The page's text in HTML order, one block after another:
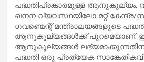
പദ്ധതിപ്രകാരമുള്ള ആനുകൂല്യം,
ഖനന വ്യവസ്ഥയിലോ മറ്റ് കേന്ദ്ര/
ഗവണ്മെന്റ് മന്ത്രാലയങ്ങളുടെ
ആനുകൂല്യങ്ങൾക്ക് പുറമെയാണ്;
ആനുകൂല്യങ്ങൾ ലഭ്യമാക്കുന്നതിന്
പദ്ധതി ഒരു പ്രത്യേക